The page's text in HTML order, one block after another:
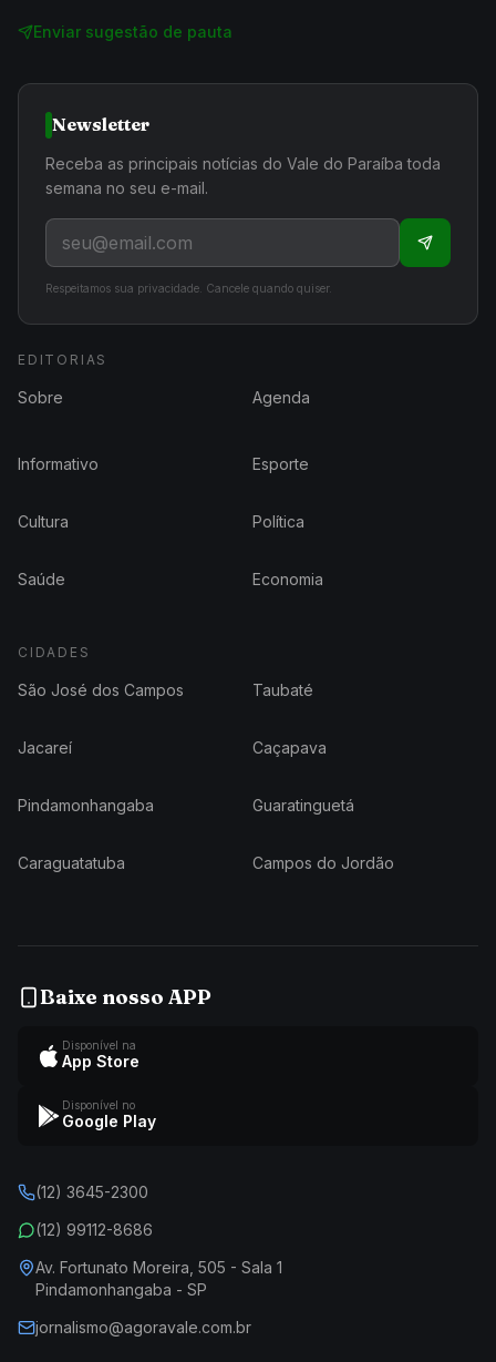
Enviar sugestão de pauta
Newsletter
Receba as principais notícias do Vale do Paraíba toda
semana no seu e-mail.
Respeitamos sua privacidade. Cancele quando quiser.
EDITORIAS
Sobre Agenda
Informativo Esporte
Cultura Política
Saúde Economia
CIDADES
São José dos Campos Taubaté
Jacareí Caçapava
Pindamonhangaba Guaratinguetá
Caraguatatuba Campos do Jordão
Baixe nosso APP
Disponível na
App Store
Disponível no
Google Play
(12) 3645-2300
(12) 99112-8686
Av. Fortunato Moreira, 505 - Sala 1
Pindamonhangaba - SP
jornalismo@agoravale.com.br